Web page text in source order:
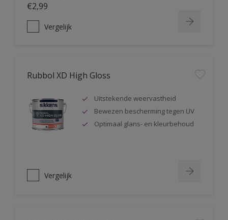
€2,99
Vergelijk
Rubbol XD High Gloss
Uitstekende weervastheid
Bewezen bescherming tegen UV
Optimaal glans- en kleurbehoud
Vergelijk